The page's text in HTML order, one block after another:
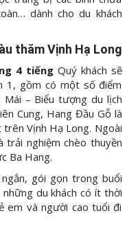
dành cho du khách
thăm Vịnh Hạ Long
4 tiếng Quý khách sẽ
1, gồm có một số điểm
– Biểu tượng du lịch
Cung, Hang Đầu Gỗ là
Vịnh Hạ Long. Ngoài
trải nghiệm chèo thuyền
Ba Hang.
gói gọn trong buổi
du khách có ít thời
em và người cao tuổi đi